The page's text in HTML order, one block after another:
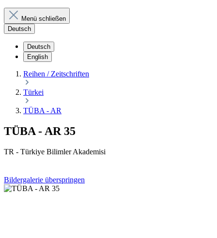
Menü schließen
Deutsch
Deutsch
English
Reihen / Zeitschriften
Türkei
TÜBA - AR
TÜBA - AR 35
TR - Türkiye Bilimler Akademisi
Bildergalerie überspringen